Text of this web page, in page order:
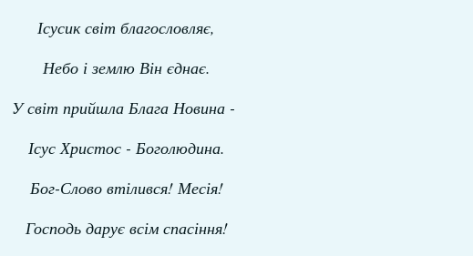
Ісусик світ благословляє,
Небо і землю Він єднає.
У світ прийшла Блага Новина -
Ісус Христос - Боголюдина.
Бог-Слово втілився! Месія!
Господь дарує всім спасіння!